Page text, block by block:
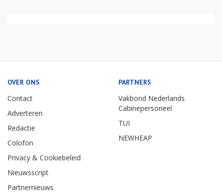
OVER ONS
Contact
Adverteren
Redactie
Colofon
Privacy & Cookiebeleid
Nieuwsscript
Partnernieuws
PARTNERS
Vakbond Nederlands
Cabinepersoneel
TUI
NEWHEAP